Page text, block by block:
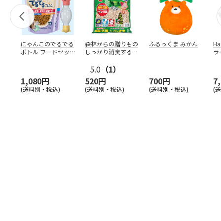
にゃんこのでるでる
ボトル フードセッ
1,080円
(送料別・税込)
森林からの贈りもの
しっかり消臭するひ
5.0 （1）
520円
(送料別・税込)
ふるっくま みかん
700円
(送料別・税込) (